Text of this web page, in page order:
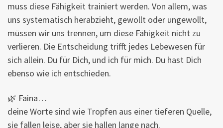
muss diese Fähigkeit trainiert werden. Von allem, was
uns systematisch herabzieht, gewollt oder ungewollt,
müssen wir uns trennen, um diese Fähigkeit nicht zu
verlieren. Die Entscheidung trifft jedes Lebewesen für
sich allein. Du für Dich, und ich für mich. Du hast Dich
ebenso wie ich entschieden.
🌿 Faina…
deine Worte sind wie Tropfen aus einer tieferen Quelle,
sie fallen leise, aber sie hallen lange nach.